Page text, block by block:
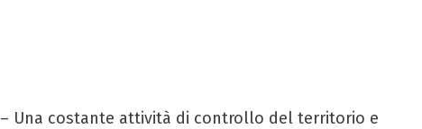
– Una costante attività di controllo del territorio e